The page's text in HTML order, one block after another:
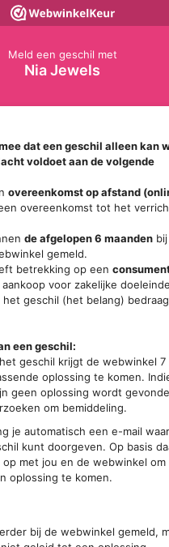
Meld een geschil met
Nia Jewels
dat een geschil alleen kan
voldoet aan de volgende
overeenkomst op afstand
overeenkomst tot het
de afgelopen 6 maanden
gemeld.
betrekking op een
voor zakelijke
het geschil (het belang)
een geschil:
geschil krijgt de webwinkel 7
oplossing te komen.
geen oplossing wordt
om bemiddeling.
je automatisch een e-mail
kunt doorgeven. Op basis
met jou en de webwinkel om
oplossing te komen.
bij de webwinkel gemeld,